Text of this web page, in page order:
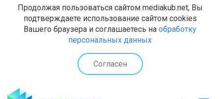
Продолжая пользоваться сайтом mediakub.net, Вы
подтверждаете использование сайтом cookies
Вашего браузера и соглашаетесь на обработку
персональных данных
Согласен